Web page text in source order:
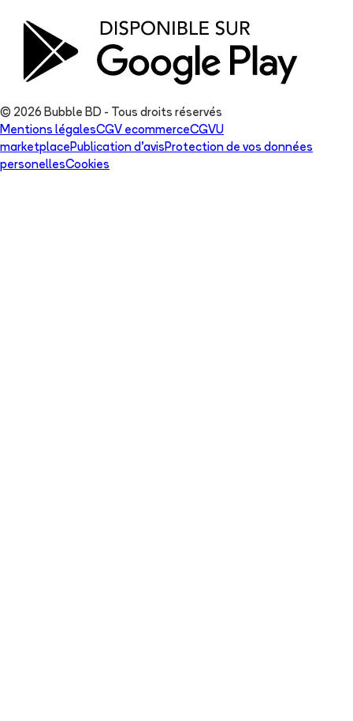
© 2026 Bubble BD - Tous droits réservés
Mentions légalesCGV ecommerceCGVU
marketplace Publication d'avis Protection de vos données
personellesCookies